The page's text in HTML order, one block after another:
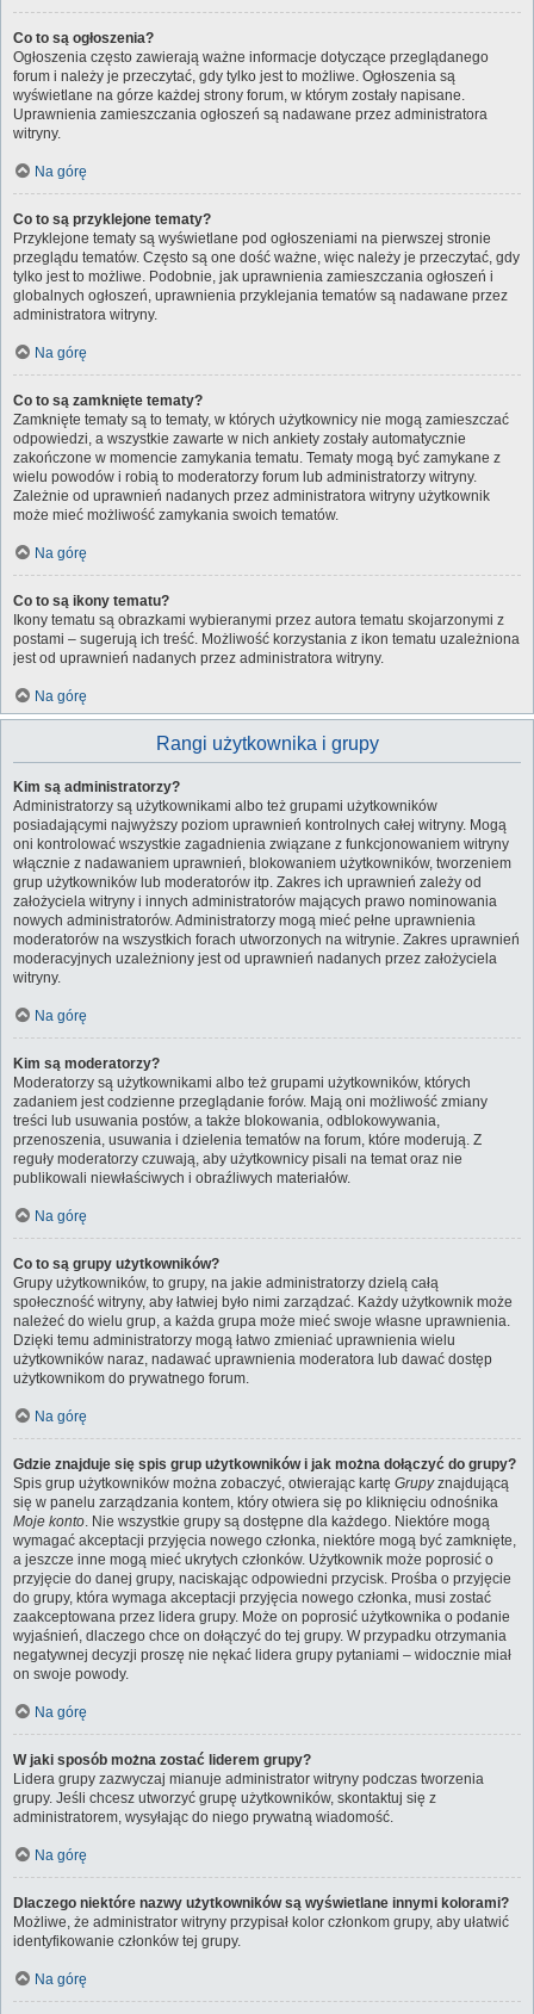
Co to są ogłoszenia?
Ogłoszenia często zawierają ważne informacje dotyczące przeglądanego
forum i należy je przeczytać, gdy tylko jest to możliwe. Ogłoszenia są
wyświetlane na górze każdej strony forum, w którym zostały napisane.
Uprawnienia zamieszczania ogłoszeń są nadawane przez administratora
witryny.
Na górę
Co to są przyklejone tematy?
Przyklejone tematy są wyświetlane pod ogłoszeniami na pierwszej stronie
przeglądu tematów. Często są one dość ważne, więc należy je przeczytać, gdy
tylko jest to możliwe. Podobnie, jak uprawnienia zamieszczania ogłoszeń i
globalnych ogłoszeń, uprawnienia przyklejania tematów są nadawane przez
administratora witryny.
Na górę
Co to są zamknięte tematy?
Zamknięte tematy są to tematy, w których użytkownicy nie mogą zamieszczać
odpowiedzi, a wszystkie zawarte w nich ankiety zostały automatycznie
zakończone w momencie zamykania tematu. Tematy mogą być zamykane z
wielu powodów i robią to moderatorzy forum lub administratorzy witryny.
Zależnie od uprawnień nadanych przez administratora witryny użytkownik
może mieć możliwość zamykania swoich tematów.
Na górę
Co to są ikony tematu?
Ikony tematu są obrazkami wybieranymi przez autora tematu skojarzonymi z
postami – sugerują ich treść. Możliwość korzystania z ikon tematu uzależniona
jest od uprawnień nadanych przez administratora witryny.
Na górę
Rangi użytkownika i grupy
Kim są administratorzy?
Administratorzy są użytkownikami albo też grupami użytkowników
posiadającymi najwyższy poziom uprawnień kontrolnych całej witryny. Mogą
oni kontrolować wszystkie zagadnienia związane z funkcjonowaniem witryny
włącznie z nadawaniem uprawnień, blokowaniem użytkowników, tworzeniem
grup użytkowników lub moderatorów itp. Zakres ich uprawnień zależy od
założyciela witryny i innych administratorów mających prawo nominowania
nowych administratorów. Administratorzy mogą mieć pełne uprawnienia
moderatorów na wszystkich forach utworzonych na witrynie. Zakres uprawnień
moderacyjnych uzależniony jest od uprawnień nadanych przez założyciela
witryny.
Na górę
Kim są moderatorzy?
Moderatorzy są użytkownikami albo też grupami użytkowników, których
zadaniem jest codzienne przeglądanie forów. Mają oni możliwość zmiany
treści lub usuwania postów, a także blokowania, odblokowywania,
przenoszenia, usuwania i dzielenia tematów na forum, które moderują. Z
reguły moderatorzy czuwają, aby użytkownicy pisali na temat oraz nie
publikowali niewłaściwych i obraźliwych materiałów.
Na górę
Co to są grupy użytkowników?
Grupy użytkowników, to grupy, na jakie administratorzy dzielą całą
społeczność witryny, aby łatwiej było nimi zarządzać. Każdy użytkownik może
należeć do wielu grup, a każda grupa może mieć swoje własne uprawnienia.
Dzięki temu administratorzy mogą łatwo zmieniać uprawnienia wielu
użytkowników naraz, nadawać uprawnienia moderatora lub dawać dostęp
użytkownikom do prywatnego forum.
Na górę
Gdzie znajduje się spis grup użytkowników i jak można dołączyć do grupy?
Spis grup użytkowników można zobaczyć, otwierając kartę Grupyznajdującą
się w panelu zarządzania kontem, który otwiera się po kliknięciu odnośnika
Moje konto. Nie wszystkie grupy są dostępne dla każdego. Niektóre mogą
wymagać akceptacji przyjęcia nowego członka, niektóre mogą być zamknięte,
a jeszcze inne mogą mieć ukrytych członków. Użytkownik może poprosić o
przyjęcie do danej grupy, naciskając odpowiedni przycisk. Prośba o przyjęcie
do grupy, która wymaga akceptacji przyjęcia nowego członka, musi zostać
zaakceptowana przez lidera grupy. Może on poprosić użytkownika o podanie
wyjaśnień, dlaczego chce on dołączyć do tej grupy. W przypadku otrzymania
negatywnej decyzji proszę nie nękać lidera grupy pytaniami – widocznie miał
on swoje powody.
Na górę
W jaki sposób można zostać liderem grupy?
Lidera grupy zazwyczaj mianuje administrator witryny podczas tworzenia
grupy. Jeśli chcesz utworzyć grupę użytkowników, skontaktuj się z
administratorem, wysyłając do niego prywatną wiadomość.
Na górę
Dlaczego niektóre nazwy użytkowników są wyświetlane innymi kolorami?
Możliwe, że administrator witryny przypisał kolor członkom grupy, aby ułatwić
identyfikowanie członków tej grupy.
Na górę